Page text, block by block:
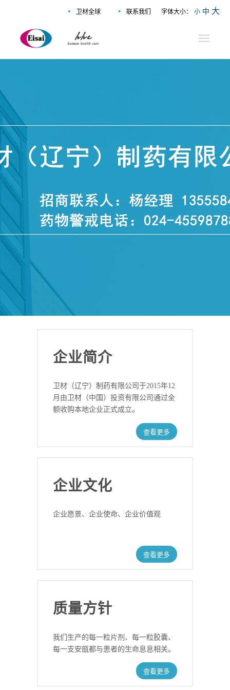
字体大小： 小 中 大
• 卫材全球 • 联系我们
企业简介
卫材（辽宁）制药有限公司于2015年12
月由卫材（中国）投资有限公司通过全
额收购本地企业正式成立。
查看更多
企业文化
企业愿景、企业使命、企业价值观
查看更多
质量方针
我们生产的每一粒片剂、每一粒胶囊、
每一支安瓿都与患者的生命息息相关。
查看更多